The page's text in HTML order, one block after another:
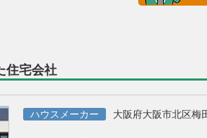
住宅会社
ハウスメーカー 大阪府大阪市北区梅